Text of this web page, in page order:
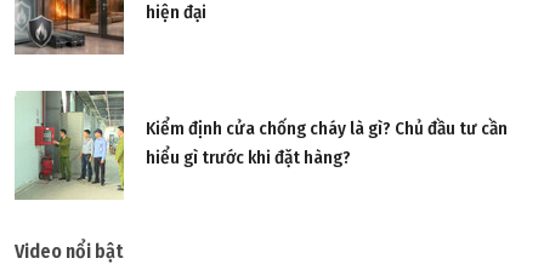
hiện đại
Kiểm định cửa chống cháy là gì? Chủ đầu tư cần
hiểu gì trước khi đặt hàng?
Video nổi bật